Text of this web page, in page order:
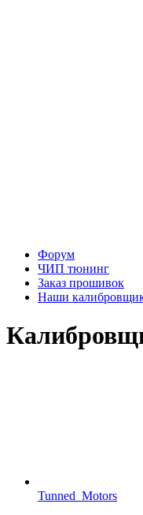
Форум
ЧИП тюнинг
Заказ прошивок
Наши
Tunned_Motors